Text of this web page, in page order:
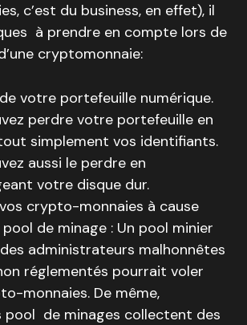
c’est du business, en effet), il
à prendre en compte lors de
cryptomonnaie:
votre portefeuille numérique.
perdre votre portefeuille en
simplement vos identifiants.
aussi le perdre en
votre disque dur.
crypto-monnaies à cause
pool de minage : Un pool minier
administrateurs malhonnêtes
réglementés pourrait voler
monnaies. De même,
pool de minages collectent des